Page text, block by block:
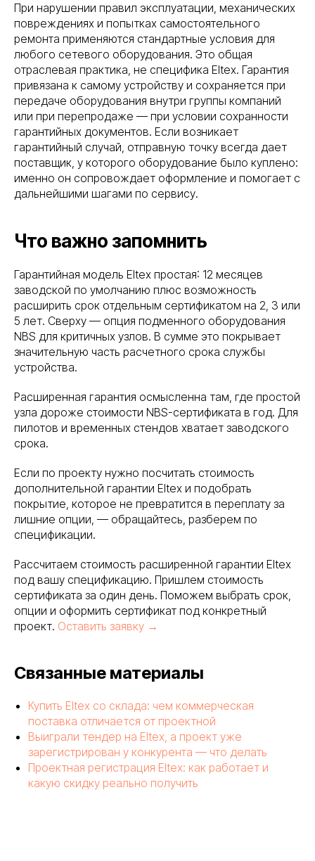
При нарушении правил эксплуатации, механических
повреждениях и попытках самостоятельного
ремонта применяются стандартные условия для
любого сетевого оборудования. Это общая
отраслевая практика, не специфика Eltex. Гарантия
привязана к самому устройству и сохраняется при
передаче оборудования внутри группы компаний
или при перепродаже — при условии сохранности
гарантийных документов. Если возникает
гарантийный случай, отправную точку всегда дает
поставщик, у которого оборудование было куплено:
именно он сопровождает оформление и помогает с
дальнейшими шагами по сервису.
Что важно запомнить
Гарантийная модель Eltex простая: 12 месяцев
заводской по умолчанию плюс возможность
расширить срок отдельным сертификатом на 2, 3 или
5 лет. Сверху — опция подменного оборудования
NBS для критичных узлов. В сумме это покрывает
значительную часть расчетного срока службы
устройства.
Расширенная гарантия осмысленна там, где простой
узла дороже стоимости NBS-сертификата в год. Для
пилотов и временных стендов хватает заводского
срока.
Если по проекту нужно посчитать стоимость
дополнительной гарантии Eltex и подобрать
покрытие, которое не превратится в переплату за
лишние опции, — обращайтесь, разберем по
спецификации.
Рассчитаем стоимость расширенной гарантии Eltex
под вашу спецификацию. Пришлем стоимость
сертификата за один день. Поможем выбрать срок,
опции и оформить сертификат под конкретный
проект. Оставить заявку →
Связанные материалы
Купить Eltex со склада: чем коммерческая
поставка отличается от проектной
Выиграли тендер на Eltex, а проект уже
зарегистрирован у конкурента — что делать
Проектная регистрация Eltex: как работает и
какую скидку реально получить